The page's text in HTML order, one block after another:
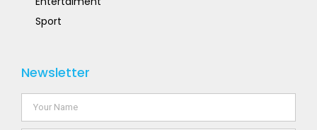
Sport
Newsletter